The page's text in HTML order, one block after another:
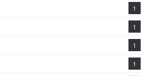
1
1
1
1